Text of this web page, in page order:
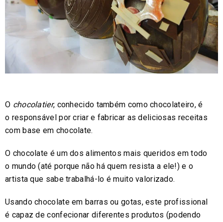
O chocolatier, conhecido também como chocolateiro, é
o responsável por criar e fabricar as deliciosas receitas
com base em chocolate.
O chocolate é um dos alimentos mais queridos em todo
o mundo (até porque não há quem resista a ele!) e o
artista que sabe trabalhá-lo é muito valorizado.
Usando chocolate em barras ou gotas, este profissional
é capaz de confecionar diferentes produtos (podendo